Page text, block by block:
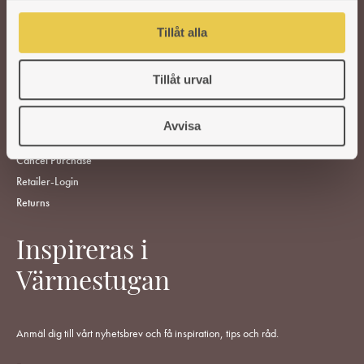
Tillåt alla
Tillåt urval
Avvisa
SPARE PARTS
ABOUT US
CUSTOMER SERVICE
Cancel Purchase
Retailer-Login
Returns
Inspireras i
Värmestugan
Anmäl dig till vårt nyhetsbrev och få inspiration, tips och råd.